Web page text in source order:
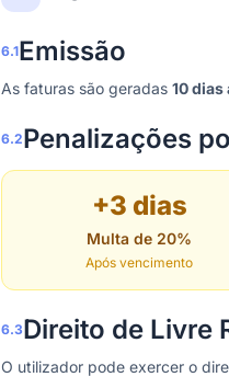
6.1Emissão
As faturas são geradas 10 dias
6.2Penalizações
+3 dias
Multa de 20%
Após vencimento
6.3Direito de Livre
O utilizador pode exercer o